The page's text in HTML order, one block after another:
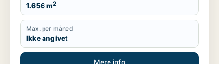
1.656 m2
Max. per måned
Ikke angivet
Mere info